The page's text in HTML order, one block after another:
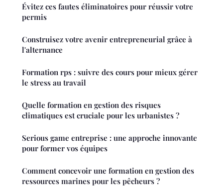
Évitez ces fautes éliminatoires pour réussir votre
permis
Construisez votre avenir entrepreneurial grâce à
l'alternance
Formation rps : suivre des cours pour mieux gérer
le stress au travail
Quelle formation en gestion des risques
climatiques est cruciale pour les urbanistes ?
Serious game entreprise : une approche innovante
pour former vos équipes
Comment concevoir une formation en gestion des
ressources marines pour les pêcheurs ?